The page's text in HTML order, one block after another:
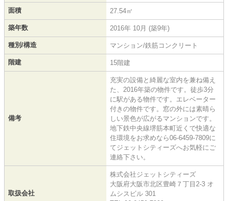
面積 27.54㎡
築年数 2016年 10月 (築9年)
種別/構造 マンション/鉄筋コンクリート
階建 15階建
備考
充実の設備と綺麗な室内を兼ね備え
た、2016年築の物件です。徒歩3分
に駅がある物件です。エレベーター
付きの物件です。窓の外には素晴ら
しい景色が広がるマンションです。
地下鉄中央線堺筋本町近くで快適な
住環境をお求めなら06-6459-7809に
てジェットシティーズへお気軽にご
連絡下さい。
取扱会社
株式会社ジェットシティーズ
大阪府大阪市北区豊崎７丁目2-3 オ
ムシスビル 301